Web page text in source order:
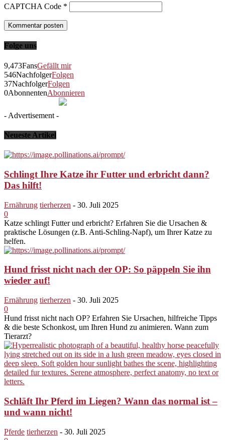
CAPTCHA Code *
Folge uns
9,473FansGefällt mir
546NachfolgerFolgen
37NachfolgerFolgen
0AbonnentenAbonnieren
- Advertisement -
Neueste Artikel
Schlingt Ihre Katze ihr Futter und erbricht dann?
Das hilft!
Ernährung tierherzen - 30. Juli 2025
0
Katze schlingt Futter und erbricht? Erfahren Sie die Ursachen &
praktische Lösungen (z.B. Anti-Schling-Napf), um Ihrer Katze zu
helfen.
Hund frisst nicht nach der OP: So päppeln Sie ihn
wieder auf!
Ernährung tierherzen - 30. Juli 2025
0
Hund frisst nicht nach OP? Erfahren Sie Ursachen, hilfreiche Tipps
& die beste Schonkost, um Ihren Hund zu animieren. Wann zum
Tierarzt?
Schläft Ihr Pferd im Liegen? Wann das normal ist –
und wann nicht!
Pferde tierherzen - 30. Juli 2025